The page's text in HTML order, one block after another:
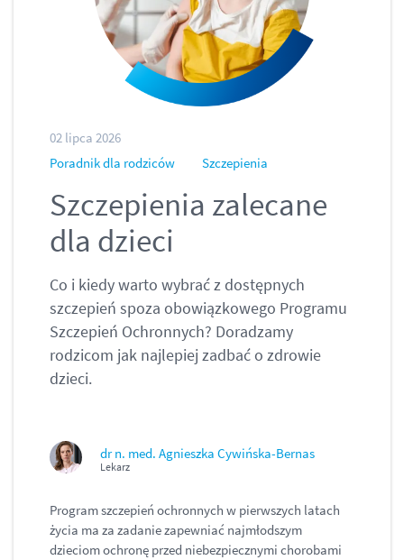
02 lipca 2026
Poradnik dla rodziców
Szczepienia
Szczepienia zalecane
dla dzieci
dr n. med. Agnieszka Cywińska-Bernas
Lekarz
Co i kiedy warto wybrać z dostępnych
szczepień spoza obowiązkowego Programu
Szczepień Ochronnych? Doradzamy
rodzicom jak najlepiej zadbać o zdrowie
dzieci.
Program szczepień ochronnych w pierwszych latach
życia ma za zadanie zapewniać najmłodszym
dzieciom ochronę przed niebezpiecznymi chorobami